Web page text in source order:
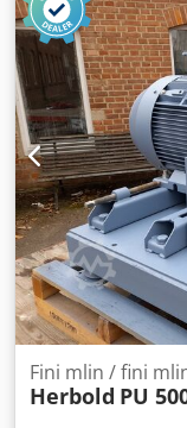
Fini mlin / fini
Herbold PU